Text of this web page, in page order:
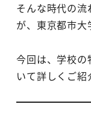
そんな時代の
が、東京都市大
今回は、学校
いて詳しくご紹